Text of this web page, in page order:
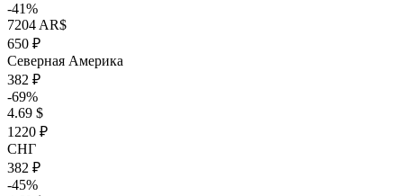
-41%
7204 AR$
650 ₽
Северная Америка
382 ₽
-69%
4.69 $
1220 ₽
СНГ
382 ₽
-45%